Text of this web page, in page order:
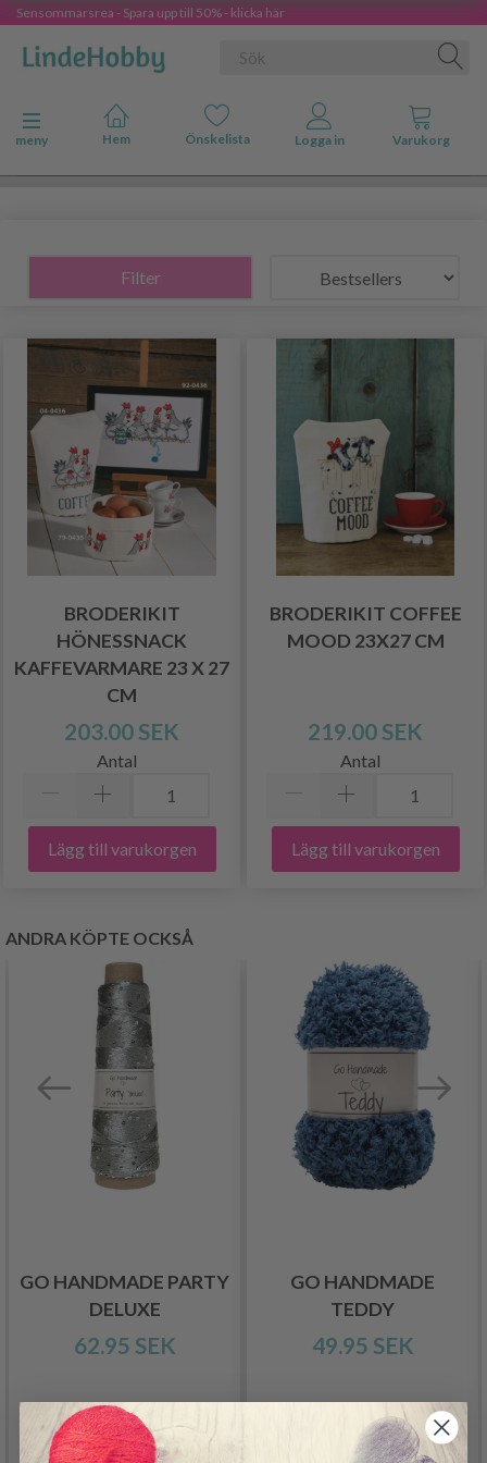
Sensommarsrea - Spara upp till 50% - klicka här
Ändra navigering
meny
Filter
BRODERIKIT
HÖNESSNACK
KAFFEVARMARE 23 X 27
CM
203.00 SEK
Antal
Lägg till varukorgen
BRODERIKIT COFFEE
MOOD 23X27 CM
219.00 SEK
Antal
Lägg till varukorgen
ANDRA KÖPTE OCKSÅ
GO HANDMADE PARTY
DELUXE
62.95 SEK
Se produkt
GO HANDMADE
TEDDY
49.95 SEK
Se produkt